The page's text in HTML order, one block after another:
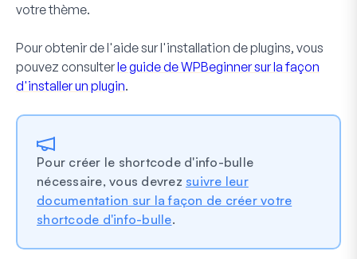
votre thème.
Pour obtenir de l'aide sur l'installation de plugins, vous
pouvez consulterle guide de WPBeginner sur la façon
d'installer un plugin.
Pour créer le shortcode d'info-bulle
nécessaire, vous devrez suivre leur
documentation sur la façon de créer votre
shortcode d'info-bulle.